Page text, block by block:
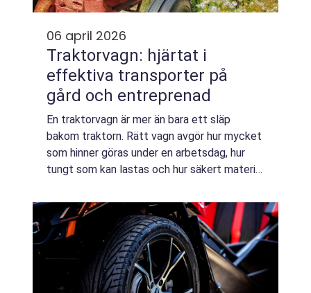
06 april 2026
Traktorvagn: hjärtat i
effektiva transporter på
gård och entreprenad
En traktorvagn är mer än bara ett släp
bakom traktorn. Rätt vagn avgör hur mycket
som hinner göras under en arbetsdag, hur
tungt som kan lastas och hur säkert material